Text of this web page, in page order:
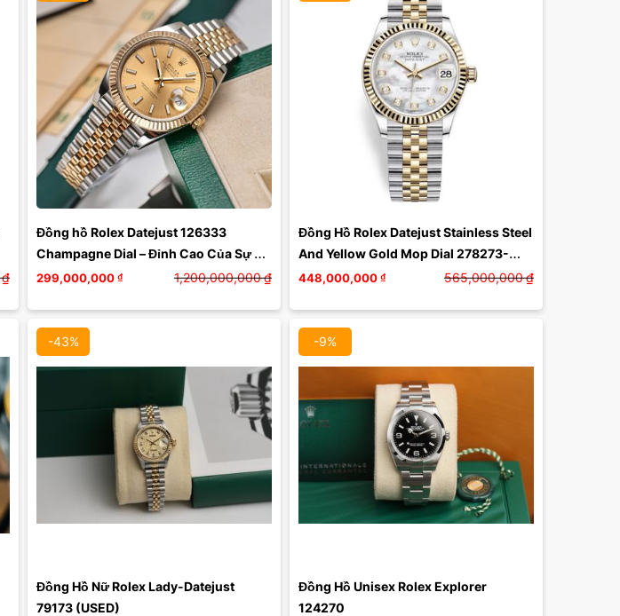
₫
Đồng hồ Rolex Datejust 126333
Champagne Dial – Đỉnh Cao Của Sự
Thanh Lịch
299,000,000₫ 1,200,000,000₫
Đồng Hồ Rolex Datejust Stainless Steel
And Yellow Gold Mop Dial 278273-
0028 Màu Xám Vàng
448,000,000₫ 565,000,000₫
-43%
Màu mặt:
Xóa
Đồng Hồ Nữ Rolex Lady-Datejust
79173 (USED)
-9%
Màu mặt:
Xóa
Đồng Hồ Unisex Rolex Explorer
124270
Màu mặt: Màu mặt: